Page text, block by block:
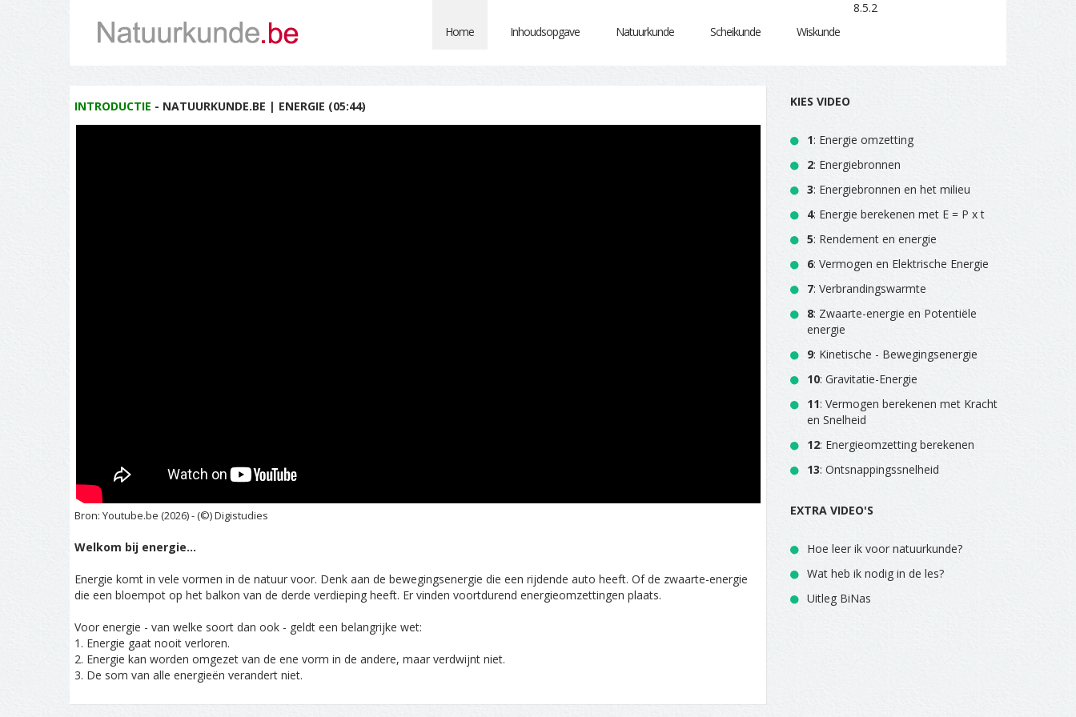
8.5.2
Home
Inhoudsopgave Natuurkunde Scheikunde Wiskunde
INTRODUCTIE - NATUURKUNDE.BE | ENERGIE (05:44)
Bron: Youtube.be (2026) - (©) Digistudies
Welkom bij energie...
Energie komt in vele vormen in de natuur voor. Denk aan de bewegingsenergie die een rijdende auto heeft. Of de zwaarte-energie
die een bloempot op het balkon van de derde verdieping heeft. Er vinden voortdurend energieomzettingen plaats.
Voor energie - van welke soort dan ook - geldt een belangrijke wet:
1. Energie gaat nooit verloren.
2. Energie kan worden omgezet van de ene vorm in de andere, maar verdwijnt niet.
3. De som van alle energieën verandert niet.
KIES VIDEO
1: Energie omzetting
2: Energiebronnen
3: Energiebronnen en het milieu
4: Energie berekenen met E = P x t
5: Rendement en energie
6: Vermogen en Elektrische Energie
7: Verbrandingswarmte
8: Zwaarte-energie en Potentiële
energie
9: Kinetische - Bewegingsenergie
10: Gravitatie-Energie
11: Vermogen berekenen met Kracht
en Snelheid
12: Energieomzetting berekenen
13: Ontsnappingssnelheid
EXTRA VIDEO'S
Hoe leer ik voor natuurkunde?
Wat heb ik nodig in de les?
Uitleg BiNas